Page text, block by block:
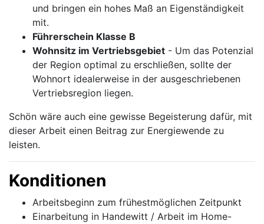
und bringen ein hohes Maß an Eigenständigkeit
mit.
Führerschein Klasse B
Wohnsitz im Vertriebsgebiet - Um das Potenzial
der Region optimal zu erschließen, sollte der
Wohnort idealerweise in der ausgeschriebenen
Vertriebsregion liegen.
Schön wäre auch eine gewisse Begeisterung dafür, mit
dieser Arbeit einen Beitrag zur Energiewende zu
leisten.
Konditionen
Arbeitsbeginn zum frühestmöglichen Zeitpunkt
Einarbeitung in Handewitt / Arbeit im Home-